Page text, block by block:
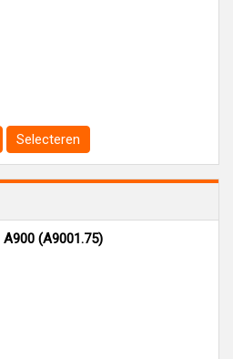
Selecteren
A900 (A9001.75)